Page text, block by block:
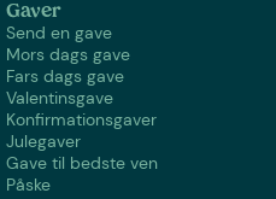
Gaver
Send en gave
Mors dags gave
Fars dags gave
Valentinsgave
Konfirmationsgaver
Julegaver
Gave til bedste ven
Påske